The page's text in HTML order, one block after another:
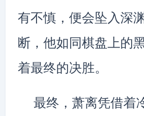
有不慎，便会坠入深
断，他如同棋盘上的
着最终的决胜。
最终，萧离凭借着